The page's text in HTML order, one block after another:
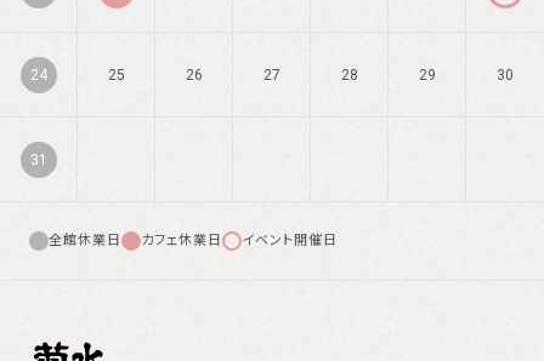
24 25 26 27 28 29 30
31
全館休業日 カフェ休業日 イベント開催日